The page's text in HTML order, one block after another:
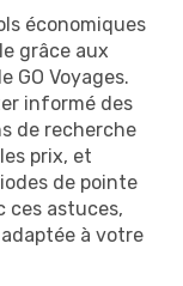
économiques
grâce aux
Voyages.
informé des
de recherche
prix, et
de pointe
ces astuces,
à votre